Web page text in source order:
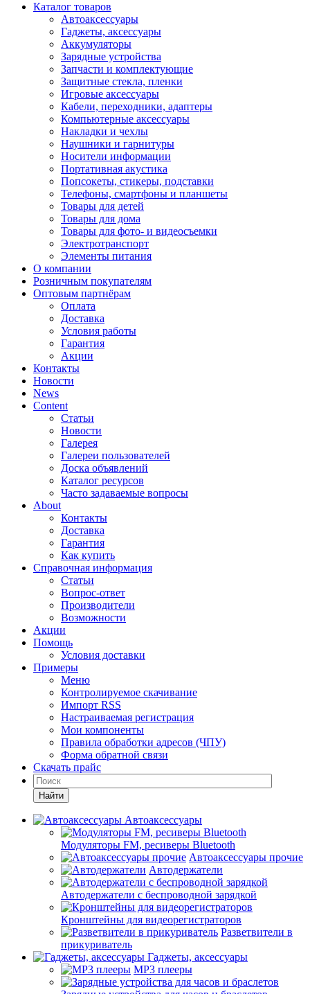
Каталог товаров
Автоаксессуары
Гаджеты, аксессуары
Аккумуляторы
Зарядные устройства
Запчасти и комплектующие
Защитные стекла, пленки
Игровые аксессуары
Кабели, переходники, адаптеры
Компьютерные аксессуары
Накладки и чехлы
Наушники и гарнитуры
Носители информации
Портативная акустика
Попсокеты, стикеры, подставки
Телефоны, смартфоны и планшеты
Товары для детей
Товары для дома
Товары для фото- и видеосъемки
Электротранспорт
Элементы питания
О компании
Розничным покупателям
Оптовым партнёрам
Оплата
Доставка
Условия работы
Гарантия
Акции
Контакты
Новости
News
Content
Статьи
Новости
Галерея
Галереи пользователей
Доска объявлений
Каталог ресурсов
Часто задаваемые вопросы
About
Контакты
Доставка
Гарантия
Как купить
Справочная информация
Статьи
Вопрос-ответ
Производители
Возможности
Акции
Помощь
Условия доставки
Примеры
Меню
Контролируемое скачивание
Импорт RSS
Настраиваемая регистрация
Мои компоненты
Правила обработки адресов (ЧПУ)
Форма обратной связи
Скачать прайс
Найти
Автоаксессуары
Модуляторы FM, ресиверы Bluetooth
Автоаксессуары прочие
Автодержатели
Автодержатели с беспроводной зарядкой
Кронштейны для видеорегистраторов
Разветвители в
прикуриватель
Гаджеты, аксессуары
MP3 плееры